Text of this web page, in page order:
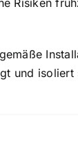
Risiken
und isoliert